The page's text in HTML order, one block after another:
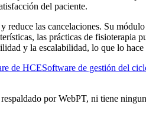
del paciente.
reduce las cancelaciones. Su
las prácticas de fisioterapia
y la escalabilidad, lo que lo
de HCESoftware de gestión del
por WebPT, ni tiene